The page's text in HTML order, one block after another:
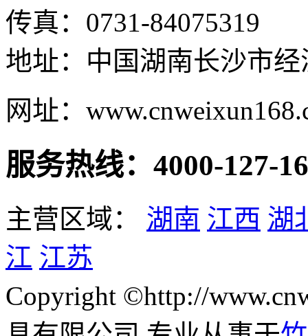
传真：0731-84075319
地址：中国湖南长沙市
网址：
服务热线：4000-127-
主营区域： 湖南 江西 湖
江 江苏
Copyright ©http://